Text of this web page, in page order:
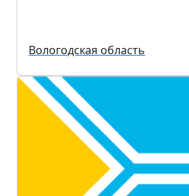
Вологодская область